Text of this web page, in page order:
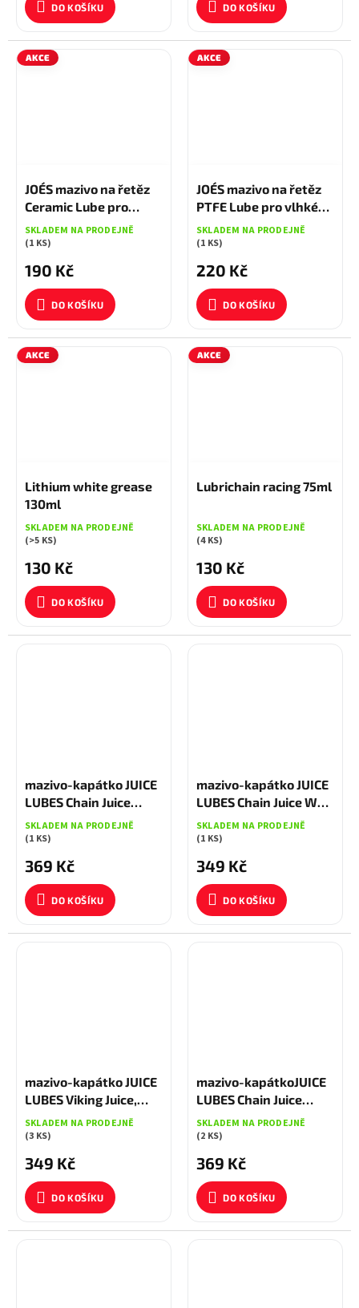
DO KOŠÍKU DO KOŠÍKU
AKCE
JOE´S mazivo na řetěz
Ceramic Lube pro
vlhké podmínky 60 ml
SKLADEM NA PRODEJNĚ
(1 KS)
190 Kč
DO KOŠÍKU
AKCE
JOE´S mazivo na řetěz
PTFE Lube pro vlhké
podmínky 125 ml
SKLADEM NA PRODEJNĚ
(1 KS)
220 Kč
DO KOŠÍKU
AKCE
Lithium white grease
130ml
SKLADEM NA PRODEJNĚ
(>5 KS)
130 Kč
DO KOŠÍKU
AKCE
Lubrichain racing 75ml
SKLADEM NA PRODEJNĚ
(4 KS)
130 Kč
DO KOŠÍKU
mazivo-kapátko JUICE
LUBES Chain Juice
Wax, 130ml
SKLADEM NA PRODEJNĚ
(1 KS)
369 Kč
DO KOŠÍKU
mazivo-kapátko JUICE
LUBES Chain Juice Wet,
130ml
SKLADEM NA PRODEJNĚ
(1 KS)
349 Kč
DO KOŠÍKU
mazivo-kapátko JUICE
LUBES Viking Juice,
130ml
SKLADEM NA PRODEJNĚ
(3 KS)
349 Kč
DO KOŠÍKU
mazivo-kapátkoJUICE
LUBES Chain Juice
Ceramic130ml
SKLADEM NA PRODEJNĚ
(2 KS)
369 Kč
DO KOŠÍKU